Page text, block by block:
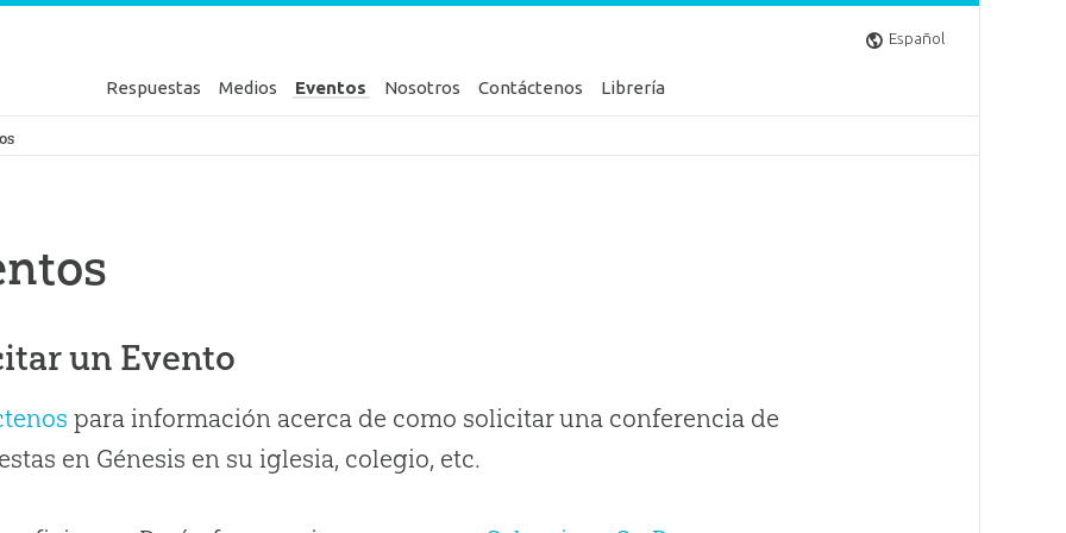
Español
Respuestas Medios Eventos Nosotros Contáctenos Librería
Génesis
un Evento
para información acerca de como solicitar una conferencia de
en Génesis en su iglesia, colegio, etc.